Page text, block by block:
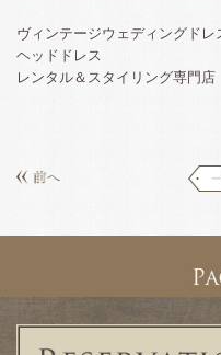
ヴィンテージウェディングド
ヘッドドレス
レンタル＆スタイリング専門店